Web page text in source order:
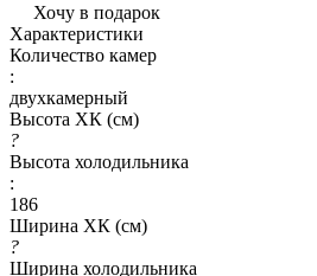
Хочу в подарок
Характеристики
Количество камер
:
двухкамерный
Высота ХК (см)
?
Высота холодильника
:
186
Ширина ХК (см)
?
Ширина холодильника